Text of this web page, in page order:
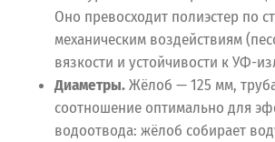
Оно превосходит полиэстер по
механическим воздействиям
вязкости и устойчивости к УФ-
Диаметры.Жёлоб — 125 мм,
соотношение оптимально для
водоотвода: жёлоб собирает